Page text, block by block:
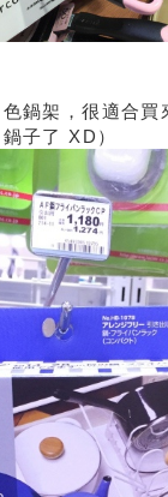
鍋架，很適合買
子了 XD）